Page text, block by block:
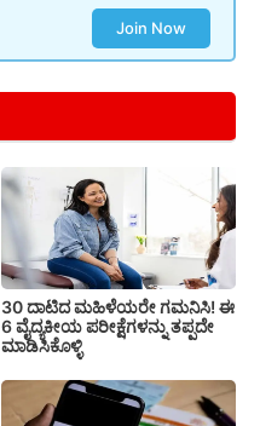
Join Now
30 ದಾಟಿದ ಮಹಿಳೆಯರೇ ಗಮನಿಸಿ! ಈ
6 ವೈದ್ಯಕೀಯ ಪರೀಕ್ಷೆಗಳನ್ನು ತಪ್ಪದೇ
ಮಾಡಿಸಿಕೊಳ್ಳಿ